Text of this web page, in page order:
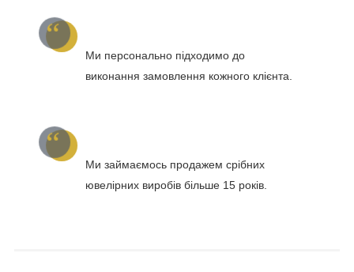
Ми персонально підходимо до
виконання замовлення кожного клієнта.
Ми займаємось продажем срібних
ювелірних виробів більше 15 років.